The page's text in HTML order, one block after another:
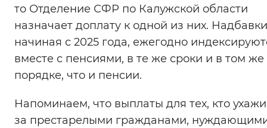
то Отделение СФР по Калужской области
назначает доплату к одной из них.
начиная с 2025 года, ежегодно
вместе с пенсиями, в те же сроки и в том же
порядке, что и пенсии.
Напоминаем, что выплаты для тех, кто
за престарелыми гражданами,